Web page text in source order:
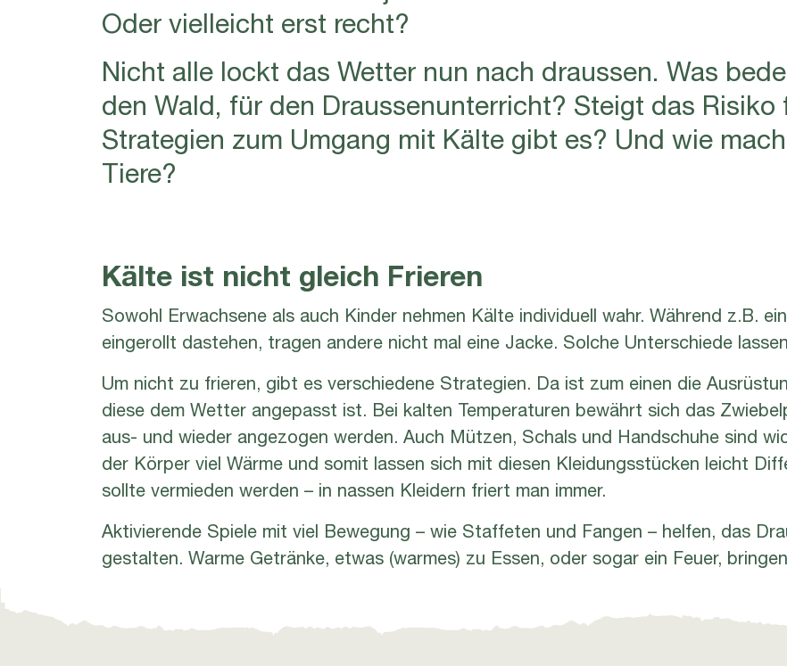
Oder vielleicht erst recht?
Nicht alle lockt das Wetter nun nach draussen. Was
den Wald, für den Draussenunterricht? Steigt das Risiko
Strategien zum Umgang mit Kälte gibt es? Und wie
Tiere?
Kälte ist nicht gleich Frieren
Sowohl Erwachsene als auch Kinder nehmen Kälte individuell wahr. Während z.B.
eingerollt dastehen, tragen andere nicht mal eine Jacke. Solche Unterschiede
Um nicht zu frieren, gibt es verschiedene Strategien. Da ist zum einen die
diese dem Wetter angepasst ist. Bei kalten Temperaturen bewährt sich das
aus- und wieder angezogen werden. Auch Mützen, Schals und Handschuhe sind
der Körper viel Wärme und somit lassen sich mit diesen Kleidungsstücken leicht
sollte vermieden werden – in nassen Kleidern friert man immer.
Aktivierende Spiele mit viel Bewegung – wie Staffeten und Fangen – helfen, das
gestalten. Warme Getränke, etwas (warmes) zu Essen, oder sogar ein Feuer,